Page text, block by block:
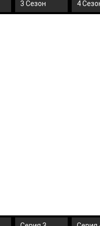
3 Сезон 4